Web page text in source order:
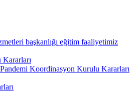
başkanlığı eğitim faaliyetimiz
Kararları
Koordinasyon Kurulu Kararları